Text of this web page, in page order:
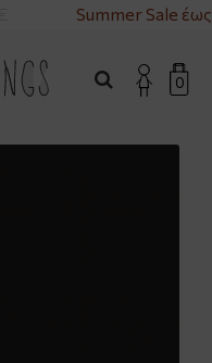
Summer Sale
0